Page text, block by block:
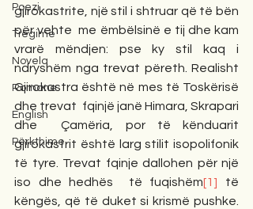
Poezi
Tregime
Novela
Romane
English
Përkthime
gjirokastrite, një stil i shtruar që të bën
për vehte  me ëmbëlsinë e tij dhe kam
vrarë mëndjen: pse ky stil kaq i
ndryshëm nga trevat përeth. Realisht
Gjirokastra është në mes të Toskërisë
dhe trevat  fqinjë janë Himara, Skrapari
dhe  Çamëria, por të kënduarit
gjirokastrit është larg stilit isopolifonik
të tyre. Trevat fqinje dallohen për një
iso dhe hedhës  të fuqishëm[1] të
këngës, që të duket si krismë pushke.